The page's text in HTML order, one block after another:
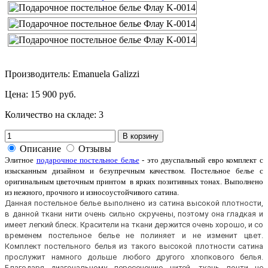
Производитель: Emanuela Galizzi
Цена: 15 900 руб.
Количество на складе: 3
В корзину
Описание Отзывы
Элитное подарочное постельное белье- это двуспальный евро комплект с
изысканным дизайном и безупречным качеством. Постельное белье с
оригинальным цветочным принтом в ярких позитивных тонах. Выполнено
из нежного, прочного и износоустойчивого сатина.
Данная постельное белье выполнено из сатина высокой плотности,
в данной ткани нити очень сильно скручены, поэтому она гладкая и
имеет легкий блеск. Красители на ткани держится очень хорошо, и со
временем постельное белье не полиняет и не изменит цвет.
Комплект постельного белья из такого высокой плотности сатина
прослужит намного дольше любого другого хлопкового белья.